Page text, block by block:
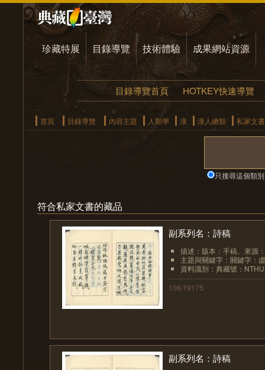
珍藏特展 目錄導覽 技術體驗 成果網站資源
目錄導覽首頁 HOTKEY快速導覽
首頁 目錄導覽 內容主題 人類學 漢 漢人總類 私家文書
只搜尋這個類別
符合私家文書的藏品
副系列名：詩稿
描述：版本：手稿、來源
主題與關鍵字：關鍵字：
資料識別：典藏號：
106/19175
副系列名：詩稿